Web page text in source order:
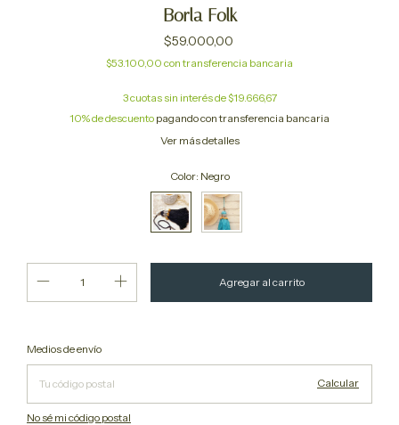
Borla Folk
$59.000,00
$53.100,00 con transferencia bancaria
3cuotas sin interés de$19.666,67
10% de descuento pagando con transferencia bancaria
Ver más detalles
Color: Negro
Entregas para el CP:
Medios de envío
Calcular
No sé mi código postal